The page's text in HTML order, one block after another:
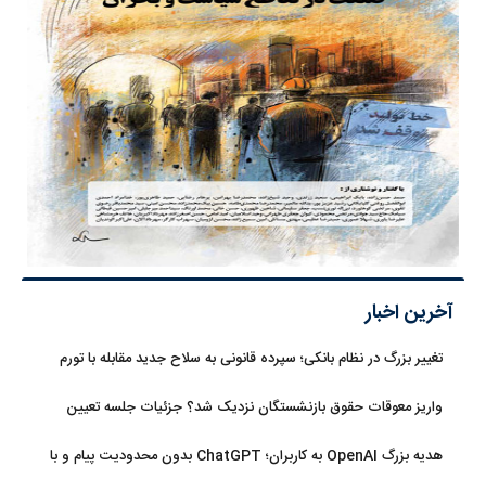
آخرین اخبار
تغییر بزرگ در نظام بانکی؛ سپرده قانونی به سلاح جدید مقابله با تورم
واریز معوقات حقوق بازنشستگان نزدیک شد؟ جزئیات جلسه تعیین
هدیه بزرگ OpenAI به کاربران؛ ChatGPT بدون محدودیت پیام و با